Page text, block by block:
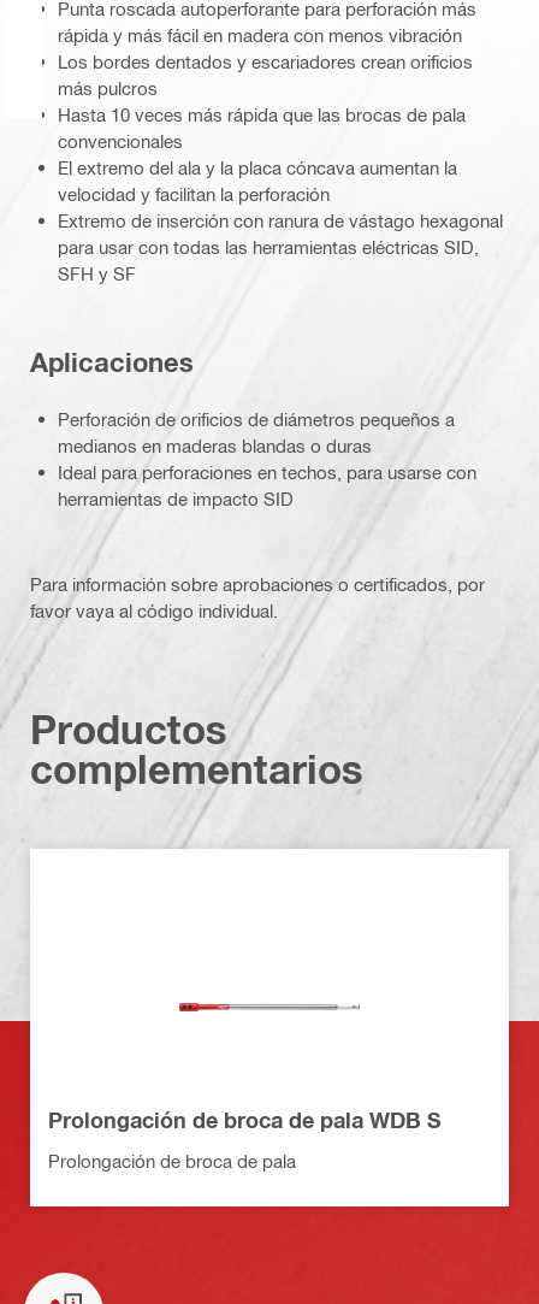
Punta roscada autoperforante para perforación más
rápida y más fácil en madera con menos vibración
Los bordes dentados y escariadores crean orificios
más pulcros
Hasta 10 veces más rápida que las brocas de pala
convencionales
El extremo del ala y la placa cóncava aumentan la
velocidad y facilitan la perforación
Extremo de inserción con ranura de vástago hexagonal
para usar con todas las herramientas eléctricas SID,
SFH y SF
Aplicaciones
Perforación de orificios de diámetros pequeños a
medianos en maderas blandas o duras
Ideal para perforaciones en techos, para usarse con
herramientas de impacto SID
Para información sobre aprobaciones o certificados, por
favor vaya al código individual.
Productos
complementarios
Prolongación de broca de pala WDB S
Prolongación de broca de pala